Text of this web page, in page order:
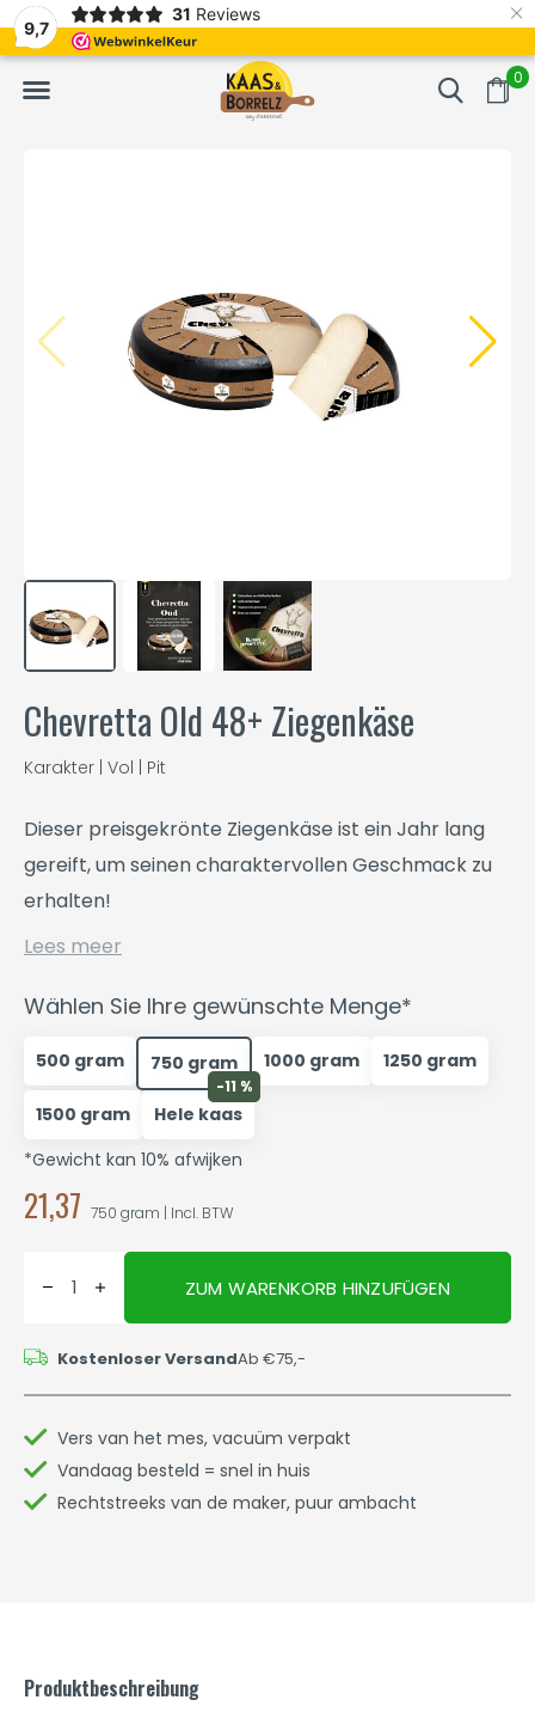
9,7
31 Reviews ×
0
Meistens Lieferung innerhalb von 3 Tagen Gratis bezorgd
Chevretta Old 48+ Ziegenkäse
Karakter | Vol | Pit
Dieser preisgekrönte Ziegenkäse ist ein Jahr lang
gereift, um seinen charaktervollen Geschmack zu
erhalten!
Lees meer
Wählen Sie Ihre gewünschte Menge*
500 gram 750 gram 1000 gram 1250 gram
1500 gram
-11 %
Hele kaas
*Gewicht kan 10% afwijken
21,37 750 gram | Incl. BTW
ZUM WARENKORB HINZUFÜGEN
Kostenloser VersandAb €75,-
Vers van het mes, vacuüm verpakt
Vandaag besteld = snel in huis
Rechtstreeks van de maker, puur ambacht
Produktbeschreibung